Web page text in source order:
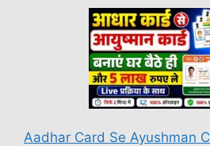
Aadhar Card Se Ayushman